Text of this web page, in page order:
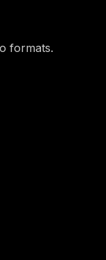
formats.